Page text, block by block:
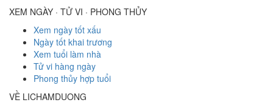
XEM NGÀY · TỬ VI · PHONG THỦY
Xem ngày tốt xấu
Ngày tốt khai trương
Xem tuổi làm nhà
Tử vi hàng ngày
Phong thủy hợp tuổi
VỀ LICHAMDUONG